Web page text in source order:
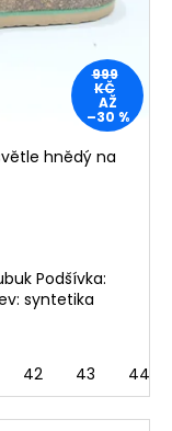
999
KČ
AŽ
–30 %
hnědý na
Podšívka:
syntetika
42 43 44